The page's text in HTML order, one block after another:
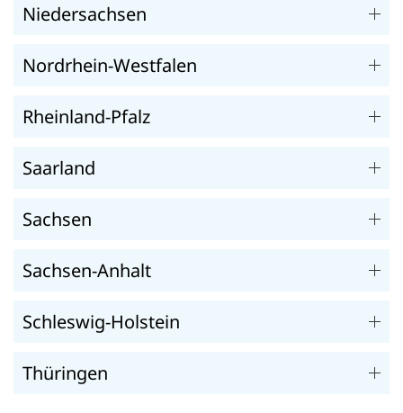
Niedersachsen
Nordrhein-Westfalen
Rheinland-Pfalz
Saarland
Sachsen
Sachsen-Anhalt
Schleswig-Holstein
Thüringen